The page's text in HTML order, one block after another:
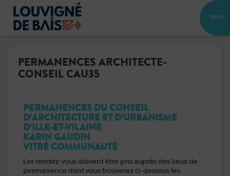
Menu
PERMANENCES ARCHITECTE-
CONSEIL CAU35
PERMANENCES DU CONSEIL
D’ARCHITECTURE ET D’URBANISME
D’ILLE-ET-VILAINE
KARIN GAUDIN
VITRÉ COMMUNAUTÉ
Les rendez-vous doivent être pris auprès des lieux de
permanence dont vous trouverez ci-dessous les